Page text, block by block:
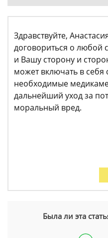
Здравствуйте,
договориться о любой
и Вашу сторону и
может включать в себя
необходимые
дальнейший уход за
моральный вред.
Была ли эта